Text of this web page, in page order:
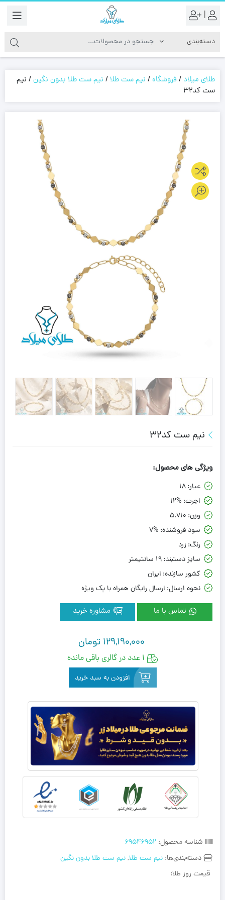
|
طلای میلاد /فروشگاه/ نیم ست طلا/ نیم ست طلا بدون نگین/ نیم
ست کد32
نیم ست کد32
شناسه محصول: 69546952
دسته‌بندی‌ها: نیم ست طلا,نیم ست طلا بدون نگین
قیمت روز طلا:
ویژگی های محصول:
عیار:18
اجرت: 12%
وزن: 5.710
سود فروشنده: 7%
رنگ: زرد
سایز دستبند:19 سانتیمتر
کشور سازنده: ایران
نحوه ارسال: ارسال رایگان همراه با پک ویژه
تماس با ما
129,190,000 تومان
1 عدد در گالری باقی مانده
افزودن به سبد خرید